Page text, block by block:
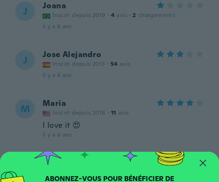
J Joana
Inscrit depuis 2019 · 4 avis · 2 chargements
il y a 6 ans
J Jose Alejandro
Inscrit depuis 2013 · 54 avis
il y a 6 ans
M Maria
Inscrit depuis 2016 · 11 avis
I love it 😍
il y a 6 ans
Michaela